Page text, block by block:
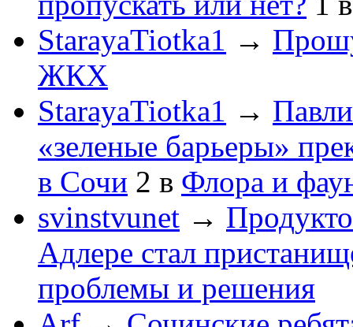
StarayaTiotka1 →
ЖКХ
StarayaTiotka1 →
«зеленые барьеры»
в Сочи 2 в Флора и
svinstvunet →
Адлере стал
проблемы и решения